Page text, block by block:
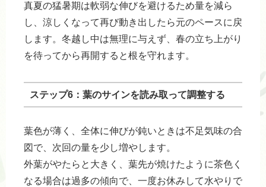
真夏の猛暑期は軟弱な伸びを避けるため量を減ら
し、涼しくなって再び動き出したら元のペースに戻
します。冬越し中は無理に与えず、春の立ち上がり
を待ってから再開すると根を守れます。
ステップ6：葉のサインを読み取って調整する
葉色が薄く、全体に伸びが鈍いときは不足気味の合
図で、次回の量を少し増やします。
外葉がやたらと大きく、葉先が焼けたように茶色く
なる場合は過多の傾向で、一度お休みして水やりで